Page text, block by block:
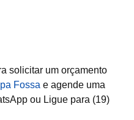
solicitar um orçamento
Fossa e agende uma
ou Ligue para (19)